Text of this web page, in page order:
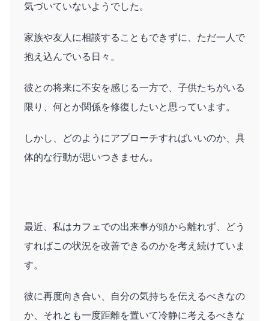
気づいていないようでした。
家族や友人に相談することもできずに、ただ一人で
抱え込んでいる日々。
彼との将来に不安を感じる一方で、子供たちがいる
限り、何とか関係を修復したいと思っています。
しかし、どのようにアプローチすればいいのか、具
体的な行動が思いつきません。
最近、私はカフェでの出来事が頭から離れず、どう
すればこの状況を改善できるのかを考え続けていま
す。
彼に再度向き合い、自分の気持ちを伝えるべきなの
か、それとも一度距離を置いて冷静に考えるべきな